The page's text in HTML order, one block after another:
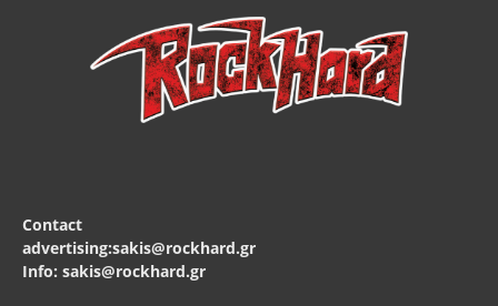
Contact
advertising:sakis@rockhard.gr
Info: sakis@rockhard.gr